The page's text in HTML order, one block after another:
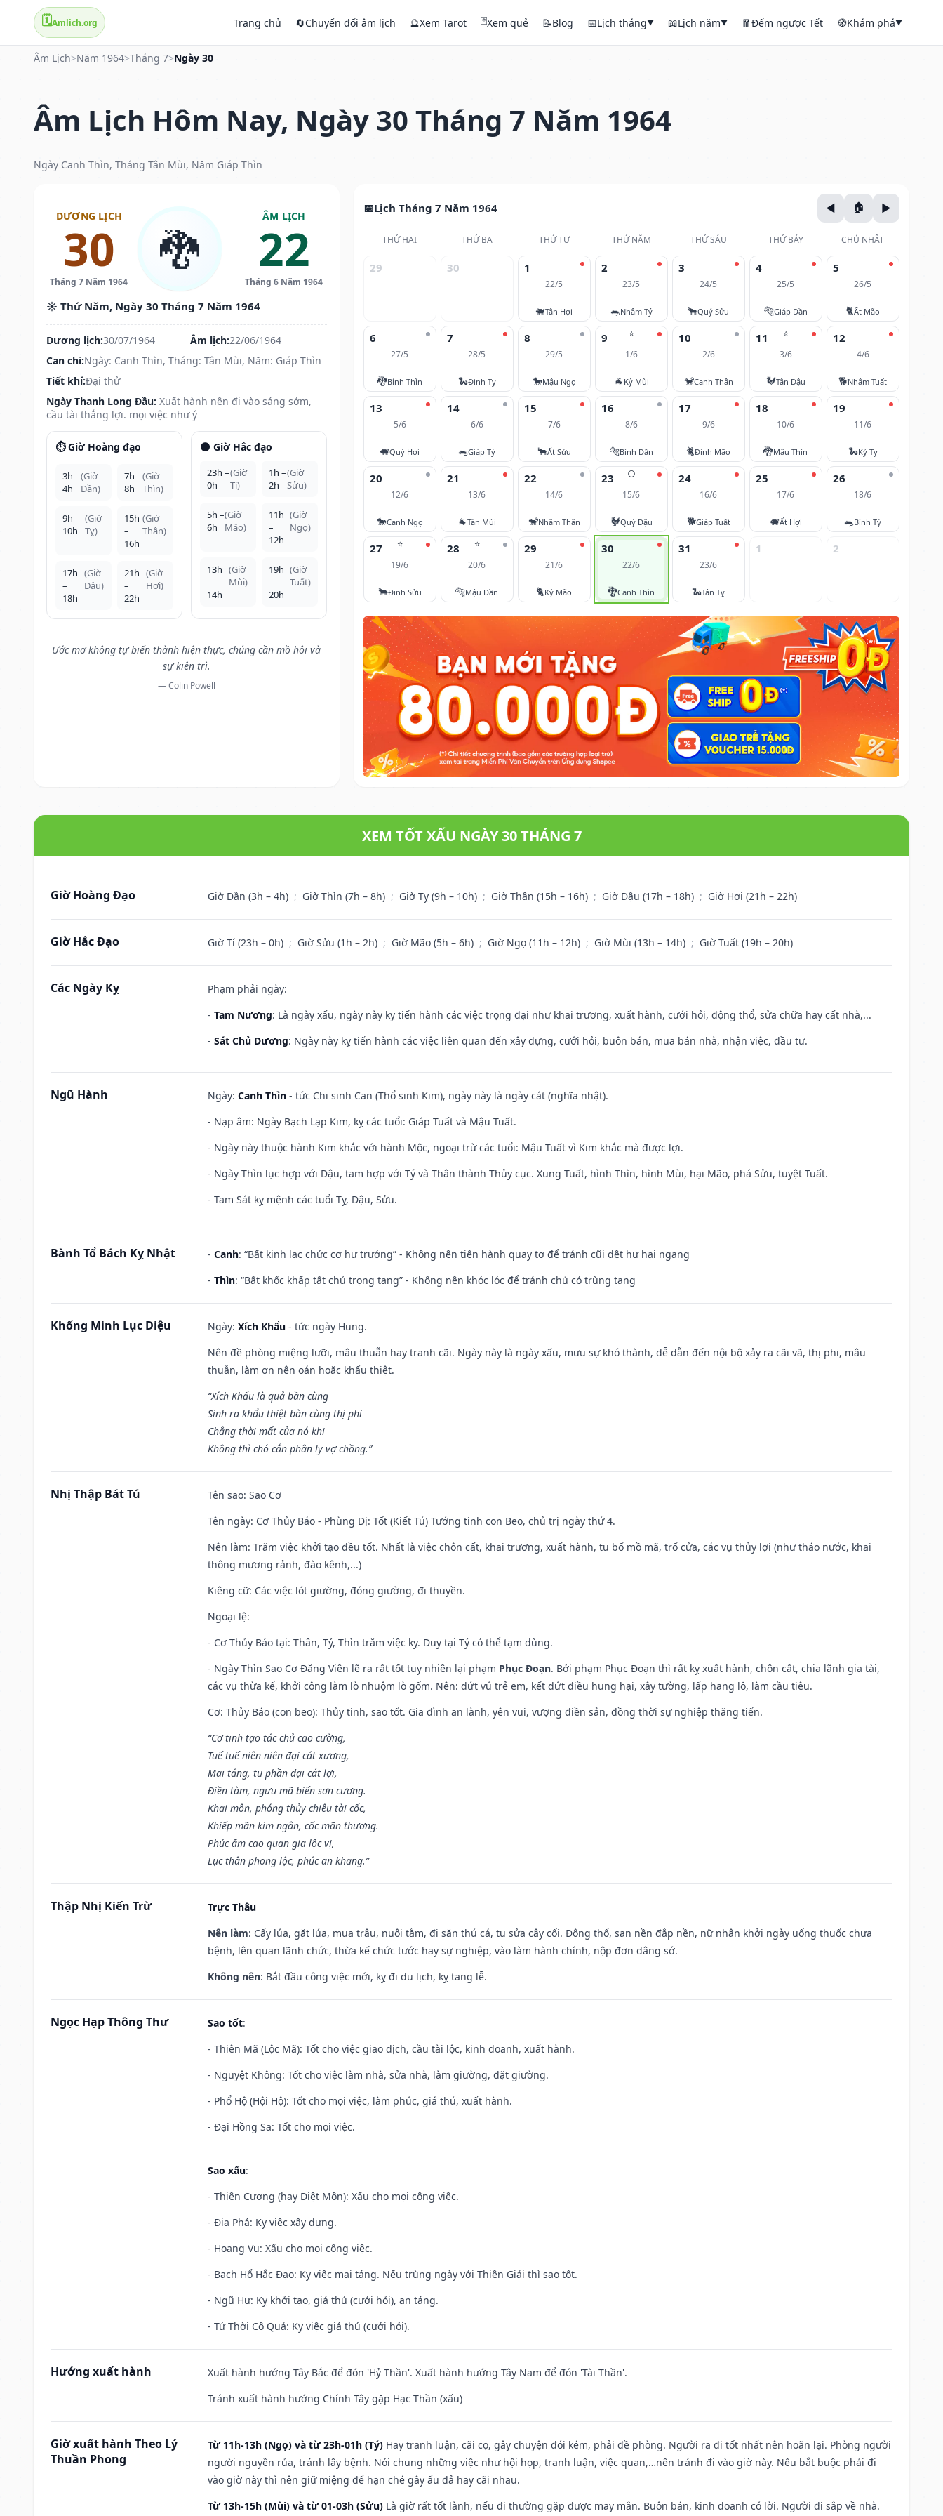
🗓️Amlich.org Trang chủ 🔄Chuyển đổi âm lịch 🔮Xem Tarot 🃏Xem quẻ 📝Blog 📅Lịch tháng▼ 📖Lịch năm▼ 🧧Đếm ngược Tết 🧭Khám phá▼
Âm Lịch>Năm 1964>Tháng 7>Ngày 30
Âm Lịch Hôm Nay, Ngày 30 Tháng 7 Năm 1964
Ngày Canh Thìn, Tháng Tân Mùi, Năm Giáp Thìn
DƯƠNG LỊCH
30
Tháng 7 Năm 1964
🐉
ÂM LỊCH
22
Tháng 6 Năm 1964
☀️ Thứ Năm, Ngày 30 Tháng 7 Năm 1964
Dương lịch:30/07/1964 Âm lịch:22/06/1964
Can chi:Ngày: Canh Thìn, Tháng: Tân Mùi, Năm: Giáp Thìn
Tiết khí:Đại thử
Ngày Thanh Long Đầu: Xuất hành nên đi vào sáng sớm,
cầu tài thắng lợi. mọi việc như ý
⏱️ Giờ Hoàng đạo
3h –
4h
(Giờ
Dần)
7h –
8h
(Giờ
Thìn)
9h –
10h
(Giờ
Tỵ)
15h
–
16h
(Giờ
Thân)
17h
–
18h
(Giờ
Dậu)
21h
–
22h
(Giờ
Hợi)
🌑 Giờ Hắc đạo
23h –
0h
(Giờ
Tí)
1h –
2h
(Giờ
Sửu)
5h –
6h
(Giờ
Mão)
11h
–
12h
(Giờ
Ngọ)
13h
–
14h
(Giờ
Mùi)
19h
–
20h
(Giờ
Tuất)
Ước mơ không tự biến thành hiện thực, chúng cần mồ hôi và
sự kiên trì.
— Colin Powell
Lịch Tháng 7 Năm 1964
THỨ HAI THỨ BA THỨ TƯ THỨ NĂM THỨ SÁU THỨ BẢY CHỦ NHẬT
29 30 1
22/5
🐖Tân Hợi
2
23/5
🐀Nhâm Tý
3
24/5
🐂Quý Sửu
4
25/5
🐅Giáp Dần
5
26/5
🐈Ất Mão
6
27/5
🐉Bính Thìn
7
28/5
🐍Đinh Tỵ
8
29/5
🐎Mậu Ngọ
⭐
9
1/6
🐐 Kỷ Mùi
10
2/6
🐒Canh Thân
⭐
11
3/6
🐓Tân Dậu
12
4/6
🐕Nhâm Tuất
13
5/6
🐖Quý Hợi
14
6/6
🐀Giáp Tý
15
7/6
🐂Ất Sửu
16
8/6
🐅Bính Dần
17
9/6
🐈Đinh Mão
18
10/6
🐉Mậu Thìn
19
11/6
🐍Kỷ Tỵ
20
12/6
🐎Canh Ngọ
21
13/6
🐐Tân Mùi
22
14/6
🐒Nhâm Thân
🌕
23
15/6
🐓Quý Dậu
24
16/6
🐕Giáp Tuất
25
17/6
🐖Ất Hợi
26
18/6
🐀Bính Tý
⭐
27
19/6
🐂Đinh Sửu
⭐
28
20/6
🐅Mậu Dần
29
21/6
🐈Kỷ Mão
30
22/6
🐉Canh Thìn
31
23/6
🐍Tân Tỵ
1 2
XEM TỐT XẤU NGÀY 30 THÁNG 7
Giờ Hoàng Đạo Giờ Dần (3h – 4h) ; Giờ Thìn (7h – 8h) ; Giờ Tỵ (9h – 10h) ; Giờ Thân (15h – 16h) ; Giờ Dậu (17h – 18h) ; Giờ Hợi (21h – 22h)
Giờ Hắc Đạo Giờ Tí (23h – 0h) ; Giờ Sửu (1h – 2h) ; Giờ Mão (5h – 6h) ; Giờ Ngọ (11h – 12h) ; Giờ Mùi (13h – 14h) ; Giờ Tuất (19h – 20h)
Các Ngày Kỵ
Phạm phải ngày:
- Tam Nương: Là ngày xấu, ngày này kỵ tiến hành các việc trọng đại như khai trương, xuất hành, cưới hỏi, động thổ, sửa chữa hay cất nhà,...
- Sát Chủ Dương: Ngày này kỵ tiến hành các việc liên quan đến xây dựng, cưới hỏi, buôn bán, mua bán nhà, nhận việc, đầu tư.
Ngũ Hành Ngày: Canh Thìn - tức Chi sinh Can (Thổ sinh Kim), ngày này là ngày cát (nghĩa nhật).
- Nạp âm: Ngày Bạch Lạp Kim, kỵ các tuổi: Giáp Tuất và Mậu Tuất.
- Ngày này thuộc hành Kim khắc với hành Mộc, ngoại trừ các tuổi: Mậu Tuất vì Kim khắc mà được lợi.
- Ngày Thìn lục hợp với Dậu, tam hợp với Tý và Thân thành Thủy cục. Xung Tuất, hình Thìn, hình Mùi, hại Mão, phá Sửu, tuyệt Tuất.
- Tam Sát kỵ mệnh các tuổi Tỵ, Dậu, Sửu.
Bành Tổ Bách Kỵ Nhật - Canh: “Bất kinh lạc chức cơ hư trướng” - Không nên tiến hành quay tơ để tránh cũi dệt hư hại ngang
- Thìn: “Bất khốc khấp tất chủ trọng tang” - Không nên khóc lóc để tránh chủ có trùng tang
Khổng Minh Lục Diệu Ngày: Xích Khẩu - tức ngày Hung.
Nên đề phòng miệng lưỡi, mâu thuẫn hay tranh cãi. Ngày này là ngày xấu, mưu sự khó thành, dễ dẫn đến nội bộ xảy ra cãi vã, thị phi, mâu
thuẫn, làm ơn nên oán hoặc khẩu thiệt.
“Xích Khẩu là quả bần cùng
Sinh ra khẩu thiệt bàn cùng thị phi
Chẳng thời mất của nó khi
Không thì chó cắn phân ly vợ chồng.”
Nhị Thập Bát Tú Tên sao: Sao Cơ
Tên ngày: Cơ Thủy Báo - Phùng Dị: Tốt (Kiết Tú) Tướng tinh con Beo, chủ trị ngày thứ 4.
Nên làm: Trăm việc khởi tạo đều tốt. Nhất là việc chôn cất, khai trương, xuất hành, tu bổ mồ mã, trổ cửa, các vụ thủy lợi (như tháo nước, khai
thông mương rảnh, đào kênh,...)
Kiêng cữ: Các việc lót giường, đóng giường, đi thuyền.
Ngoại lệ:
- Cơ Thủy Báo tại: Thân, Tý, Thìn trăm việc kỵ. Duy tại Tý có thể tạm dùng.
- Ngày Thìn Sao Cơ Đăng Viên lẽ ra rất tốt tuy nhiên lại phạm Phục Đoạn. Bởi phạm Phục Đoạn thì rất kỵ xuất hành, chôn cất, chia lãnh gia tài,
các vụ thừa kế, khởi công làm lò nhuộm lò gốm. Nên: dứt vú trẻ em, kết dứt điều hung hại, xây tường, lấp hang lỗ, làm cầu tiêu.
Cơ: Thủy Báo (con beo): Thủy tinh, sao tốt. Gia đình an lành, yên vui, vượng điền sản, đồng thời sự nghiệp thăng tiến.
“Cơ tinh tạo tác chủ cao cường,
Tuế tuế niên niên đại cát xương,
Mai táng, tu phần đại cát lợi,
Điền tàm, ngưu mã biến sơn cương.
Khai môn, phóng thủy chiêu tài cốc,
Khiếp mãn kim ngân, cốc mãn thương.
Phúc ấm cao quan gia lộc vị,
Lục thân phong lộc, phúc an khang.”
Thập Nhị Kiến Trừ
Trực Thâu
Nên làm: Cấy lúa, gặt lúa, mua trâu, nuôi tằm, đi săn thú cá, tu sửa cây cối. Động thổ, san nền đắp nền, nữ nhân khởi ngày uống thuốc chưa
bệnh, lên quan lãnh chức, thừa kế chức tước hay sự nghiệp, vào làm hành chính, nộp đơn dâng sớ.
Không nên: Bắt đầu công việc mới, kỵ đi du lịch, kỵ tang lễ.
Ngọc Hạp Thông Thư Sao tốt:
- Thiên Mã (Lộc Mã): Tốt cho việc giao dịch, cầu tài lộc, kinh doanh, xuất hành.
- Nguyệt Không: Tốt cho việc làm nhà, sửa nhà, làm giường, đặt giường.
- Phổ Hộ (Hội Hộ): Tốt cho mọi việc, làm phúc, giá thú, xuất hành.
- Đại Hồng Sa: Tốt cho mọi việc.
Sao xấu:
- Thiên Cương (hay Diệt Môn): Xấu cho mọi công việc.
- Địa Phá: Kỵ việc xây dựng.
- Hoang Vu: Xấu cho mọi công việc.
- Bạch Hổ Hắc Đạo: Kỵ việc mai táng. Nếu trùng ngày với Thiên Giải thì sao tốt.
- Ngũ Hư: Kỵ khởi tạo, giá thú (cưới hỏi), an táng.
- Tứ Thời Cô Quả: Kỵ việc giá thú (cưới hỏi).
Hướng xuất hành
Xuất hành hướng Tây Bắc để đón 'Hỷ Thần'. Xuất hành hướng Tây Nam để đón 'Tài Thần'.
Tránh xuất hành hướng Chính Tây gặp Hạc Thần (xấu)
Giờ xuất hành Theo Lý
Thuần Phong
Từ 11h-13h (Ngọ) và từ 23h-01h (Tý) Hay tranh luận, cãi cọ, gây chuyện đói kém, phải đề phòng. Người ra đi tốt nhất nên hoãn lại. Phòng người
người nguyền rủa, tránh lây bệnh. Nói chung những việc như hội họp, tranh luận, việc quan,…nên tránh đi vào giờ này. Nếu bắt buộc phải đi
vào giờ này thì nên giữ miệng để hạn ché gây ẩu đả hay cãi nhau.
Từ 13h-15h (Mùi) và từ 01-03h (Sửu) Là giờ rất tốt lành, nếu đi thường gặp được may mắn. Buôn bán, kinh doanh có lời. Người đi sắp về nhà.